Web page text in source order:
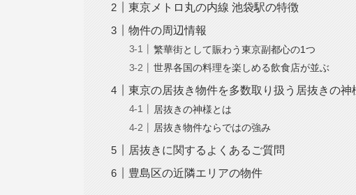
東京メトロ丸の内線 池袋駅の特徴
物件の周辺情報
繁華街として賑わう東京副都心の1つ
世界各国の料理を楽しめる飲食店が並ぶ
東京の居抜き物件を多数取り扱う居抜きの神
居抜きの神様とは
居抜き物件ならではの強み
居抜きに関するよくあるご質問
豊島区の近隣エリアの物件